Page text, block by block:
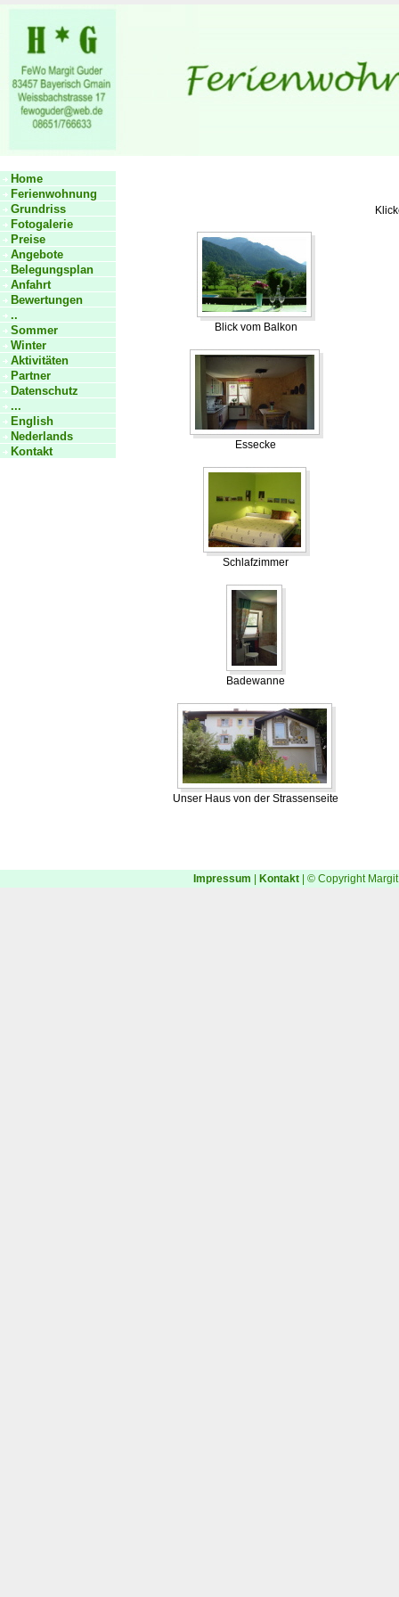
Home
Ferienwohnung
Grundriss
Fotogalerie
Preise
Angebote
Belegungsplan
Anfahrt
Bewertungen
..
Sommer
Winter
Aktivitäten
Partner
Datenschutz
...
English
Nederlands
Kontakt
Blick vom Balkon
Essecke
Schlafzimmer
Badewanne
Unser Haus von der Strassenseite
Impressum Kontakt | © Copyright